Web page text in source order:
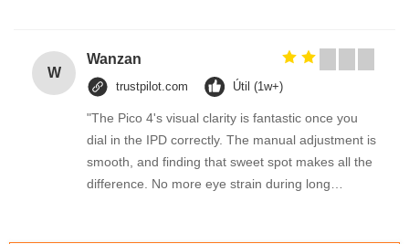
W
Wanzan
trustpilot.com Útil (1w+)
"The Pico 4's visual clarity is fantastic once you
dial in the IPD correctly. The manual adjustment is
smooth, and finding that sweet spot makes all the
difference. No more eye strain during long